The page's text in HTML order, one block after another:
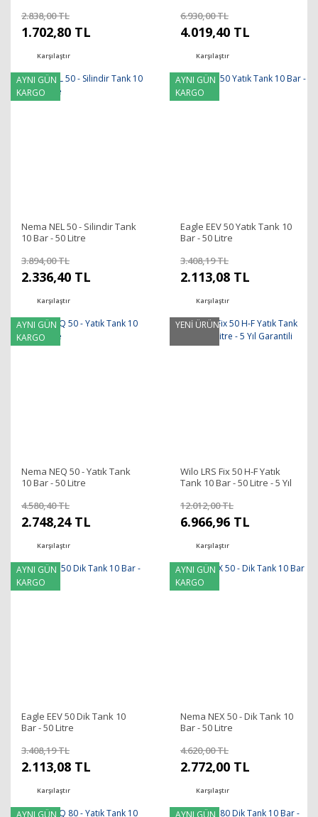
2.838,00 TL
1.702,80 TL
Karşılaştır
6.930,00 TL
4.019,40 TL
Karşılaştır
AYNI GÜN
KARGO
Nema NEL 50 - Silindir Tank
10 Bar - 50 Litre
3.894,00 TL
2.336,40 TL
Karşılaştır
AYNI GÜN
KARGO
Eagle EEV 50 Yatık Tank 10
Bar - 50 Litre
3.408,19 TL
2.113,08 TL
Karşılaştır
AYNI GÜN
KARGO
Nema NEQ 50 - Yatık Tank
10 Bar - 50 Litre
4.580,40 TL
2.748,24 TL
Karşılaştır
YENİ ÜRÜN
Wilo LRS Fix 50 H-F Yatık
Tank 10 Bar - 50 Litre - 5 Yıl
12.012,00 TL
6.966,96 TL
Karşılaştır
AYNI GÜN
KARGO
Eagle EEV 50 Dik Tank 10
Bar - 50 Litre
3.408,19 TL
2.113,08 TL
Karşılaştır
AYNI GÜN
KARGO
Nema NEX 50 - Dik Tank 10
Bar - 50 Litre
4.620,00 TL
2.772,00 TL
Karşılaştır
AYNI GÜN AYNI GÜN